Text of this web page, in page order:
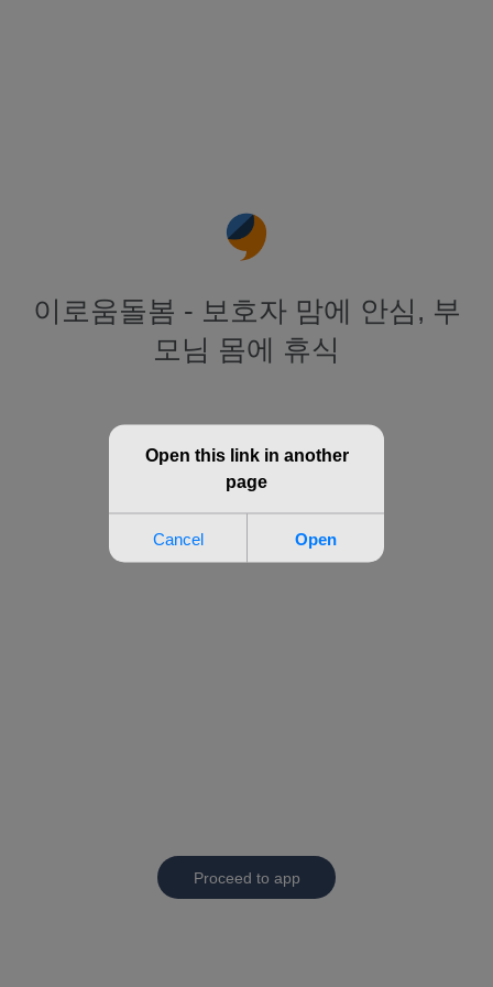
이로움돌봄 - 보호자 맘에 안심, 부
모님 몸에 휴식
Proceed to app